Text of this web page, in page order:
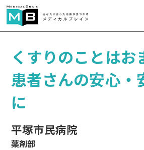
トピックス
症状検索
病名検索
くすりのことはお
患者さんの安心・
に
平塚市民病院
薬剤部